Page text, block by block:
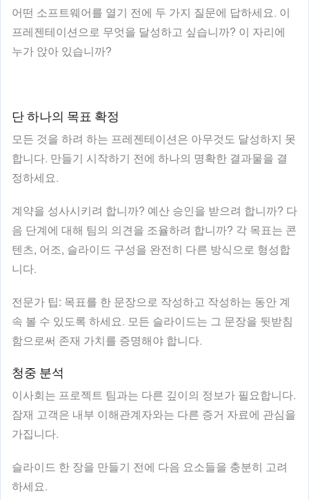
어떤 소프트웨어를 열기 전에 두 가지 질문에 답하세요. 이
프레젠테이션으로 무엇을 달성하고 싶습니까? 이 자리에
누가 앉아 있습니까?
단 하나의 목표 확정
모든 것을 하려 하는 프레젠테이션은 아무것도 달성하지 못
합니다. 만들기 시작하기 전에 하나의 명확한 결과물을 결
정하세요.
계약을 성사시키려 합니까? 예산 승인을 받으려 합니까? 다
음 단계에 대해 팀의 의견을 조율하려 합니까? 각 목표는 콘
텐츠, 어조, 슬라이드 구성을 완전히 다른 방식으로 형성합
니다.
전문가 팁: 목표를 한 문장으로 작성하고 작성하는 동안 계
속 볼 수 있도록 하세요. 모든 슬라이드는 그 문장을 뒷받침
함으로써 존재 가치를 증명해야 합니다.
청중 분석
이사회는 프로젝트 팀과는 다른 깊이의 정보가 필요합니다.
잠재 고객은 내부 이해관계자와는 다른 증거 자료에 관심을
가집니다.
슬라이드 한 장을 만들기 전에 다음 요소들을 충분히 고려
하세요.